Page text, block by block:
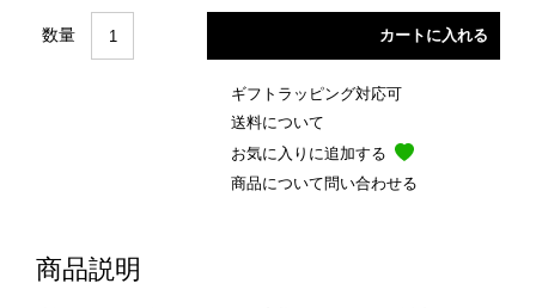
数量
ギフトラッピング対応可
送料について
お気に入りに追加する
商品について問い合わせる
商品説明